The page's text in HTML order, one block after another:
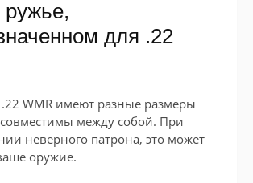
ружье,
для .22
.22 WMR имеют разные размеры
между собой. При
неверного патрона, это может
оружие.